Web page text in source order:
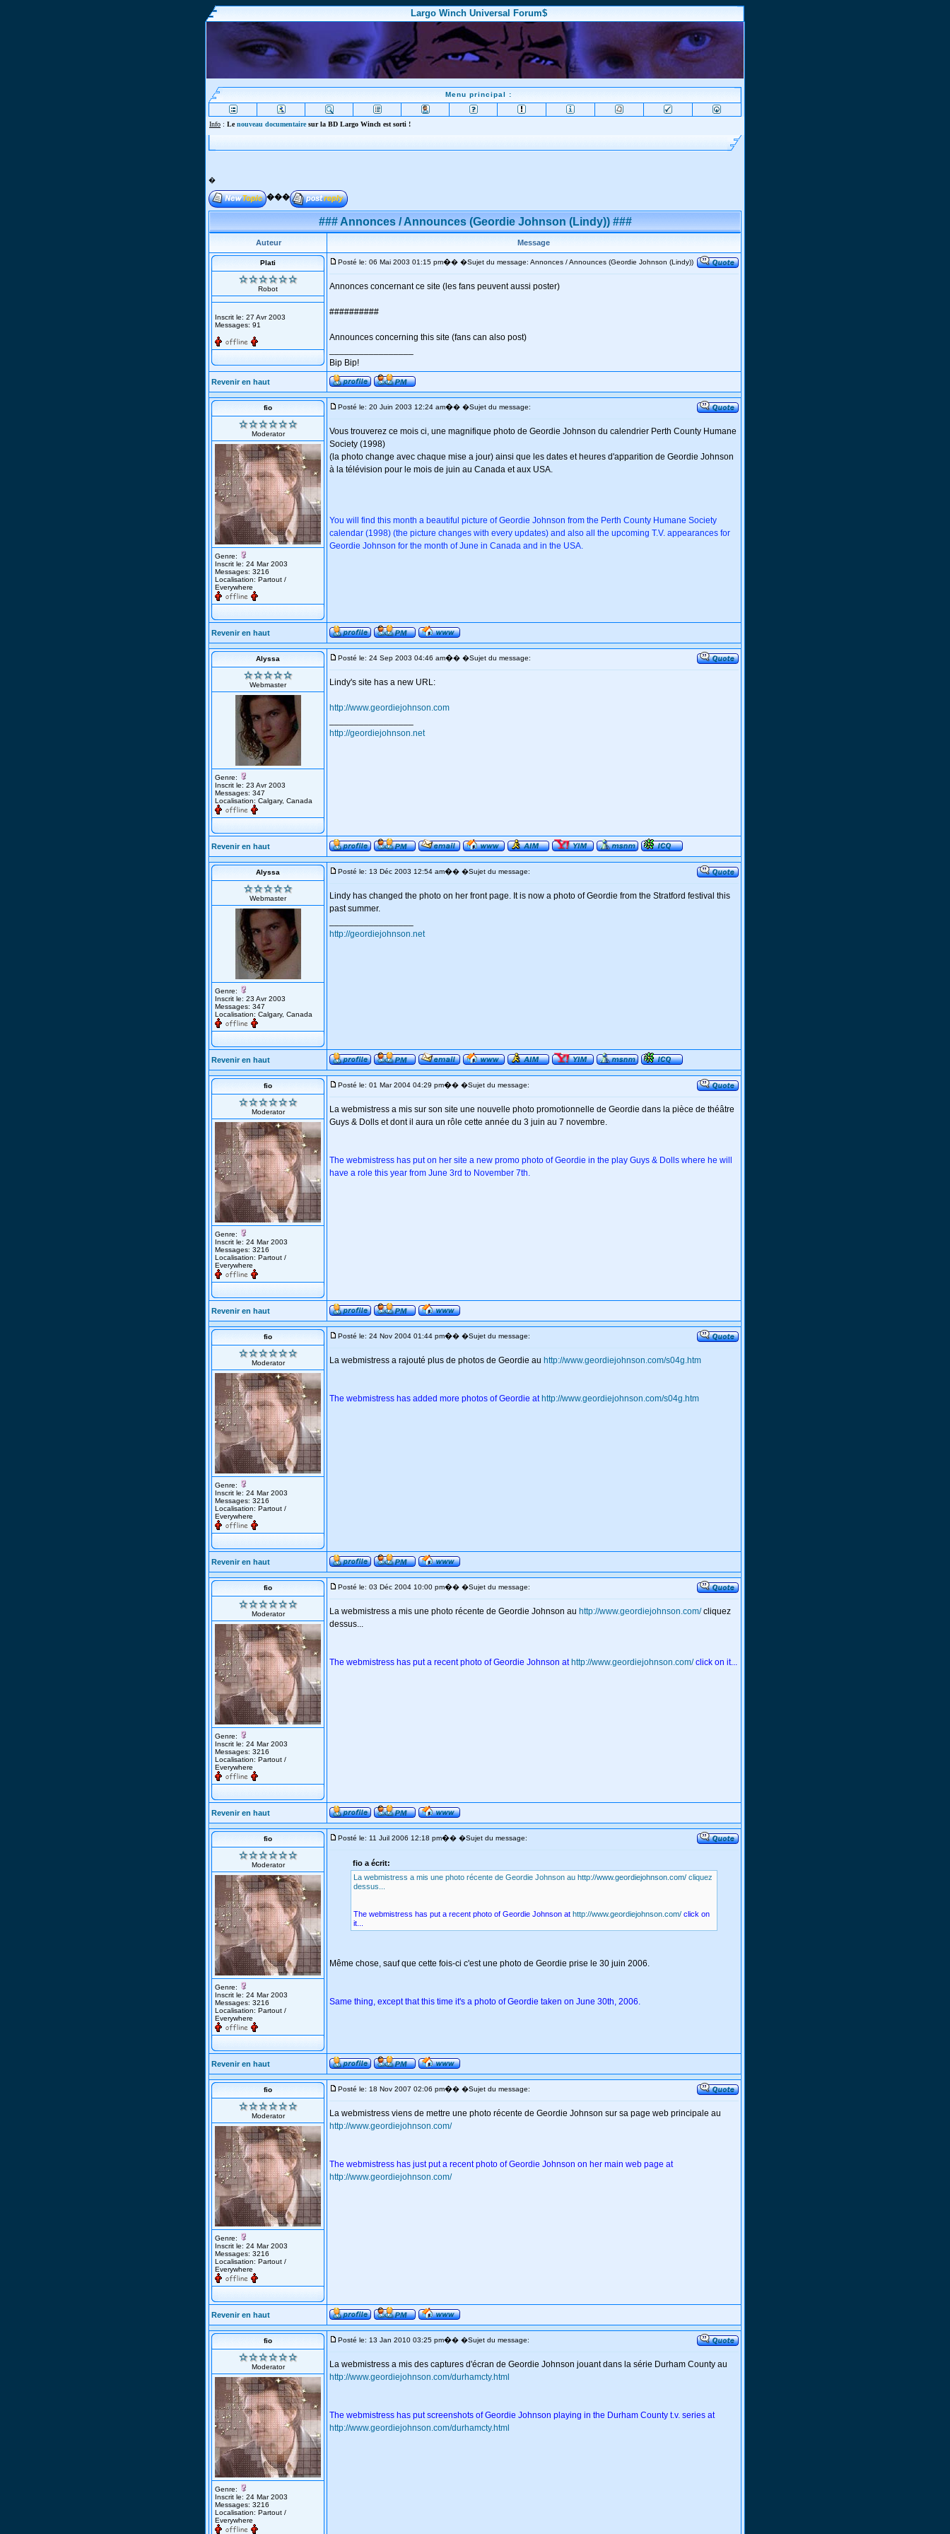
Largo Winch Universal Forum$
Menu principal :
Info : Lenouveau documentairesur la BD Largo Winch est sorti !
�
���
### Annonces / Announces (Geordie Johnson (Lindy)) ###
Auteur Message
Plati
Robot
Inscrit le: 27 Avr 2003
Messages: 91
Posté le: 06 Mai 2003 01:15 pm�� �Sujet du message: Annonces / Announces (Geordie Johnson (Lindy))
Annonces concernant ce site (les fans peuvent aussi poster)
##########
Announces concerning this site (fans can also post)
Bip Bip!
Revenir en haut
fio
Moderator
Genre:
Inscrit le: 24 Mar 2003
Messages: 3216
Localisation: Partout /
Everywhere
Posté le: 20 Juin 2003 12:24 am�� �Sujet du message:
Vous trouverez ce mois ci, une magnifique photo de Geordie Johnson du calendrier Perth County Humane
Society (1998)
(la photo change avec chaque mise a jour) ainsi que les dates et heures d'apparition de Geordie Johnson
à la télévision pour le mois de juin au Canada et aux USA.
You will find this month a beautiful picture of Geordie Johnson from the Perth County Humane Society
calendar (1998) (the picture changes with every updates) and also all the upcoming T.V. appearances for
Geordie Johnson for the month of June in Canada and in the USA.
Revenir en haut
Alyssa
Webmaster
Genre:
Inscrit le: 23 Avr 2003
Messages: 347
Localisation: Calgary, Canada
Posté le: 24 Sep 2003 04:46 am�� �Sujet du message:
Lindy's site has a new URL:
http://www.geordiejohnson.com
http://geordiejohnson.net
Revenir en haut
Alyssa
Webmaster
Genre:
Inscrit le: 23 Avr 2003
Messages: 347
Localisation: Calgary, Canada
Posté le: 13 Déc 2003 12:54 am�� �Sujet du message:
Lindy has changed the photo on her front page. It is now a photo of Geordie from the Stratford festival this
past summer.
http://geordiejohnson.net
Revenir en haut
fio
Moderator
Genre:
Inscrit le: 24 Mar 2003
Messages: 3216
Localisation: Partout /
Everywhere
Posté le: 01 Mar 2004 04:29 pm�� �Sujet du message:
La webmistress a mis sur son site une nouvelle photo promotionnelle de Geordie dans la pièce de théâtre
Guys & Dolls et dont il aura un rôle cette année du 3 juin au 7 novembre.
The webmistress has put on her site a new promo photo of Geordie in the play Guys & Dolls where he will
have a role this year from June 3rd to November 7th.
Revenir en haut
fio
Moderator
Genre:
Inscrit le: 24 Mar 2003
Messages: 3216
Localisation: Partout /
Everywhere
Posté le: 24 Nov 2004 01:44 pm�� �Sujet du message:
La webmistress a rajouté plus de photos de Geordie au http://www.geordiejohnson.com/s04g.htm
The webmistress has added more photos of Geordie at http://www.geordiejohnson.com/s04g.htm
Revenir en haut
fio
Moderator
Genre:
Inscrit le: 24 Mar 2003
Messages: 3216
Localisation: Partout /
Everywhere
Posté le: 03 Déc 2004 10:00 pm�� �Sujet du message:
La webmistress a mis une photo récente de Geordie Johnson au http://www.geordiejohnson.com/cliquez
dessus...
The webmistress has put a recent photo of Geordie Johnson at http://www.geordiejohnson.com/click on it...
Revenir en haut
fio
Moderator
Genre:
Inscrit le: 24 Mar 2003
Messages: 3216
Localisation: Partout /
Everywhere
Posté le: 11 Juil 2006 12:18 pm�� �Sujet du message:
fio a écrit:
La webmistress a mis une photo récente de Geordie Johnson au http://www.geordiejohnson.com/ cliquez
dessus...
The webmistress has put a recent photo of Geordie Johnson at http://www.geordiejohnson.com/ click on
it...
Même chose, sauf que cette fois-ci c'est une photo de Geordie prise le 30 juin 2006.
Same thing, except that this time it's a photo of Geordie taken on June 30th, 2006.
Revenir en haut
fio
Moderator
Genre:
Inscrit le: 24 Mar 2003
Messages: 3216
Localisation: Partout /
Everywhere
Posté le: 18 Nov 2007 02:06 pm�� �Sujet du message:
La webmistress viens de mettre une photo récente de Geordie Johnson sur sa page web principale au
http://www.geordiejohnson.com/
The webmistress has just put a recent photo of Geordie Johnson on her main web page at
http://www.geordiejohnson.com/
Revenir en haut
fio
Moderator
Genre:
Inscrit le: 24 Mar 2003
Messages: 3216
Localisation: Partout /
Everywhere
Posté le: 13 Jan 2010 03:25 pm�� �Sujet du message:
La webmistress a mis des captures d'écran de Geordie Johnson jouant dans la série Durham County au
http://www.geordiejohnson.com/durhamcty.html
The webmistress has put screenshots of Geordie Johnson playing in the Durham County t.v. series at
http://www.geordiejohnson.com/durhamcty.html